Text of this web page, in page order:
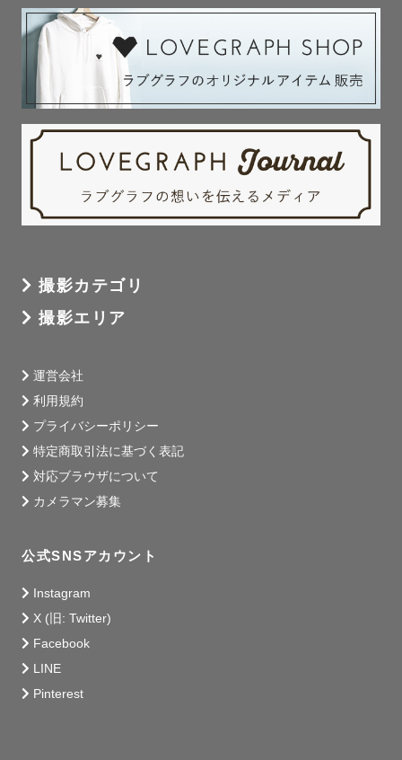
撮影カテゴリ
撮影エリア
運営会社
利用規約
プライバシーポリシー
特定商取引法に基づく表記
対応ブラウザについて
カメラマン募集
公式SNSアカウント
Instagram
X (旧: Twitter)
Facebook
LINE
Pinterest